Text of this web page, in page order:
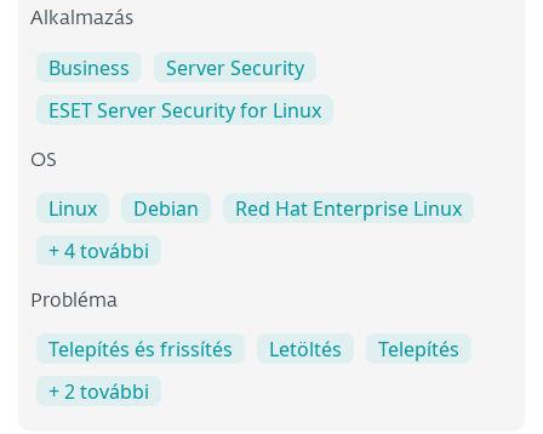
Alkalmazás
Business
Server Security
ESET Server Security for Linux
OS
Linux Debian
Red Hat Enterprise Linux
+ 4 további
Probléma
Telepítés és frissítés Letöltés
Telepítés
+ 2 további